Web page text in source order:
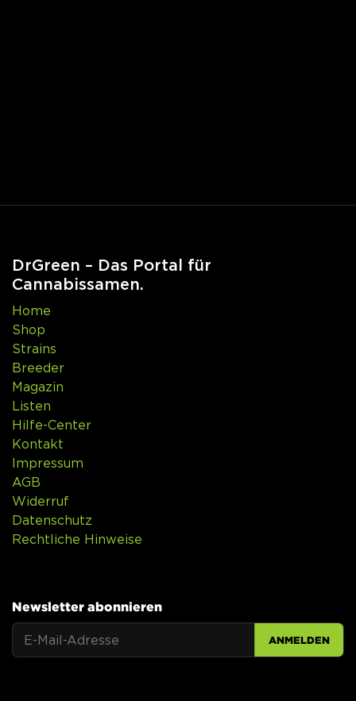
DrGreen – Das Portal für
Cannabissamen.
Home
Shop
Strains
Breeder
Magazin
Listen
Hilfe-Center
Kontakt
Impressum
AGB
Widerruf
Datenschutz
Rechtliche Hinweise
Newsletter abonnieren
ANMELDEN